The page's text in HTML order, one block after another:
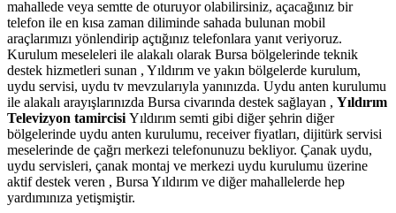
mahallede veya semtte de oturuyor olabilirsiniz, açacağınız bir
telefon ile en kısa zaman diliminde sahada bulunan mobil
araçlarımızı yönlendirip açtığınız telefonlara yanıt veriyoruz.
Kurulum meseleleri ile alakalı olarak Bursa bölgelerinde teknik
destek hizmetleri sunan , Yıldırım ve yakın bölgelerde kurulum,
uydu servisi, uydu tv mevzularıyla yanınızda. Uydu anten kurulumu
ile alakalı arayışlarınızda Bursa civarında destek sağlayan , Yıldırım
Televizyon tamircisi Yıldırım semti gibi diğer şehrin diğer
bölgelerinde uydu anten kurulumu, receiver fiyatları, dijitürk servisi
meselerinde de çağrı merkezi telefonunuzu bekliyor. Çanak uydu,
uydu servisleri, çanak montaj ve merkezi uydu kurulumu üzerine
aktif destek veren , Bursa Yıldırım ve diğer mahallelerde hep
yardımınıza yetişmiştir.